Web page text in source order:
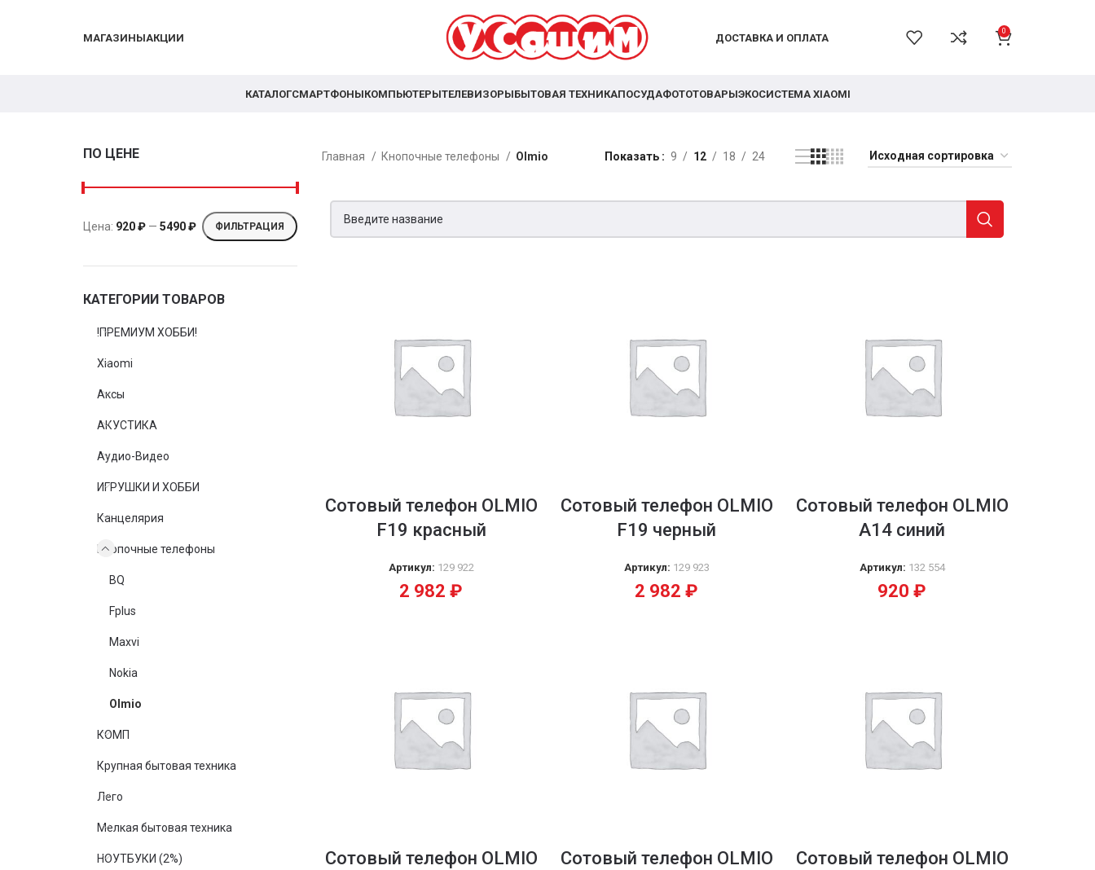
МАГАЗИНЫАКЦИИ ДОСТАВКА И ОПЛАТА
0
КАТАЛОГСМАРТФОНЫКОМПЬЮТЕРЫТЕЛЕВИЗОРЫБЫТОВАЯ ТЕХНИКАПОСУДАФОТОТОВАРЫЭКОСИСТЕМА XIAOMI
ПО ЦЕНЕ
ФИЛЬТРАЦИЯ
Цена: 920 ₽ — 5490 ₽
КАТЕГОРИИ ТОВАРОВ
!ПРЕМИУМ ХОББИ!
Xiaomi
Аксы
АКУСТИКА
Аудио-Видео
ИГРУШКИ И ХОББИ
Канцелярия
Кнопочные телефоны
BQ
Fplus
Maxvi
Nokia
Olmio
КОМП
Крупная бытовая техника
Лего
Мелкая бытовая техника
НОУТБУКИ (2%)
Главная Кнопочные телефоны Olmio Показать 9 12 18 24
Сотовый телефон OLMIO
F19 красный
Артикул: 129 922
2 982₽
Сотовый телефон OLMIO
F19 черный
Артикул: 129 923
2 982₽
Сотовый телефон OLMIO
А14 синий
Артикул: 132 554
920₽
Сотовый телефон OLMIO
Сотовый телефон OLMIO
Сотовый телефон OLMIO